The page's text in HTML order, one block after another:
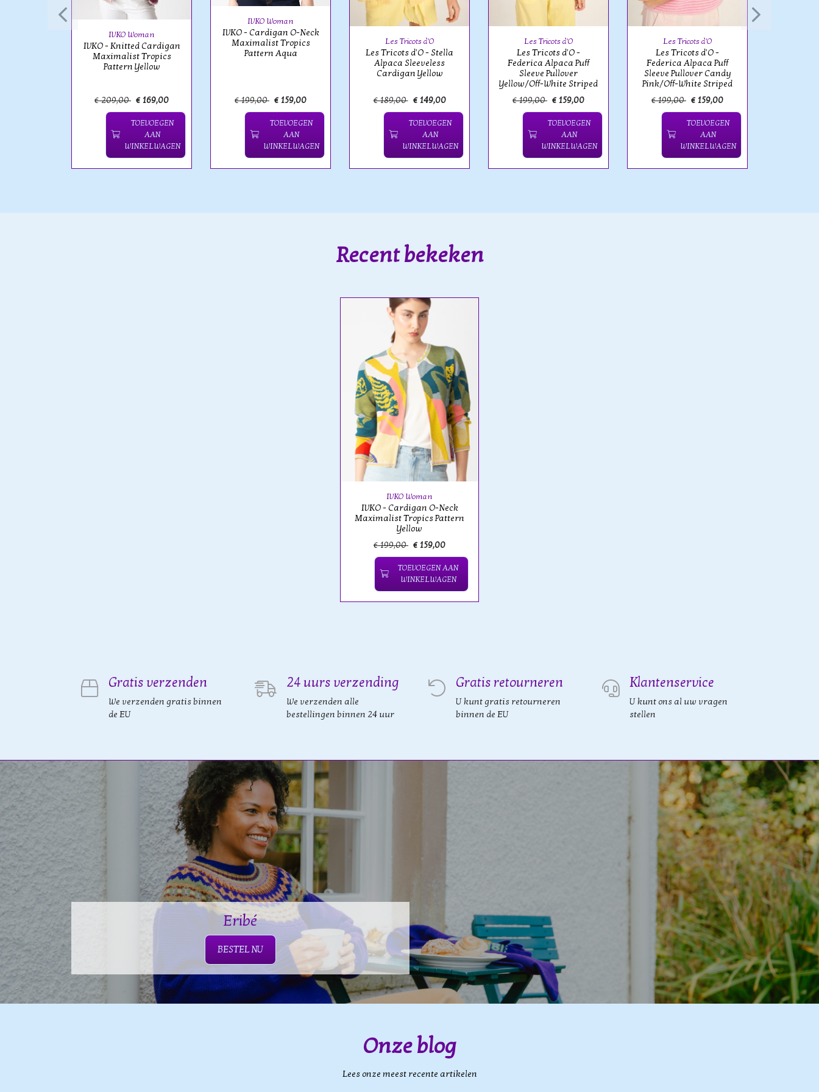
IVKO Woman
IVKO - Knitted Cardigan
Maximalist Tropics
Pattern Yellow
€ 209,00 € 169,00
TOEVOEGEN
AAN
WINKELWAGEN
IVKO Woman
IVKO - Cardigan O-Neck
Maximalist Tropics
Pattern Aqua
€ 199,00 € 159,00
TOEVOEGEN
AAN
WINKELWAGEN
Les Tricots d'O
Les Tricots d'O - Stella
Alpaca Sleeveless
Cardigan Yellow
€ 189,00 € 149,00
TOEVOEGEN
AAN
WINKELWAGEN
Les Tricots d'O
Les Tricots d'O -
Federica Alpaca Puff
Sleeve Pullover
Yellow/Off-White Striped
€ 199,00 € 159,00
TOEVOEGEN
AAN
WINKELWAGEN
Les Tricots d'O
Les Tricots d'O -
Federica Alpaca Puff
Sleeve Pullover Candy
Pink/Off-White Striped
€ 199,00 € 159,00
TOEVOEGEN
AAN
WINKELWAGEN
Recent bekeken
IVKO Woman
IVKO - Cardigan O-Neck
Maximalist Tropics Pattern
Yellow
€ 199,00 € 159,00
TOEVOEGEN AAN
WINKELWAGEN
Gratis verzenden
We verzenden gratis binnen
de EU
24 uurs verzending
We verzenden alle
bestellingen binnen 24 uur
Gratis retourneren
U kunt gratis retourneren
binnen de EU
Klantenservice
U kunt ons al uw vragen
stellen
Eribé
BESTEL NU
Onze blog
Lees onze meest recente artikelen